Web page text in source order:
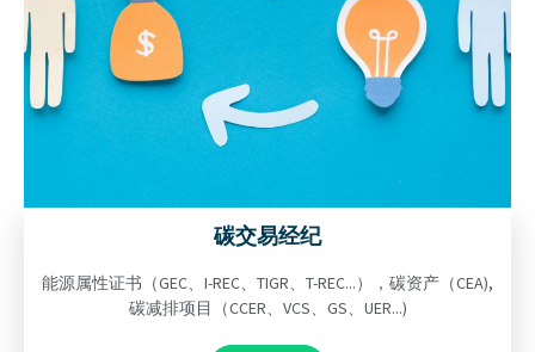
碳交易经纪
能源属性证书（GEC、I-REC、TIGR、T-REC...），碳资产（CEA),
碳减排项目（CCER、VCS、GS、UER...)